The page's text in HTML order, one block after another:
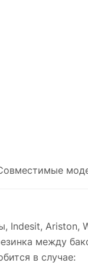
Indesit, Ariston,
между
в случае: